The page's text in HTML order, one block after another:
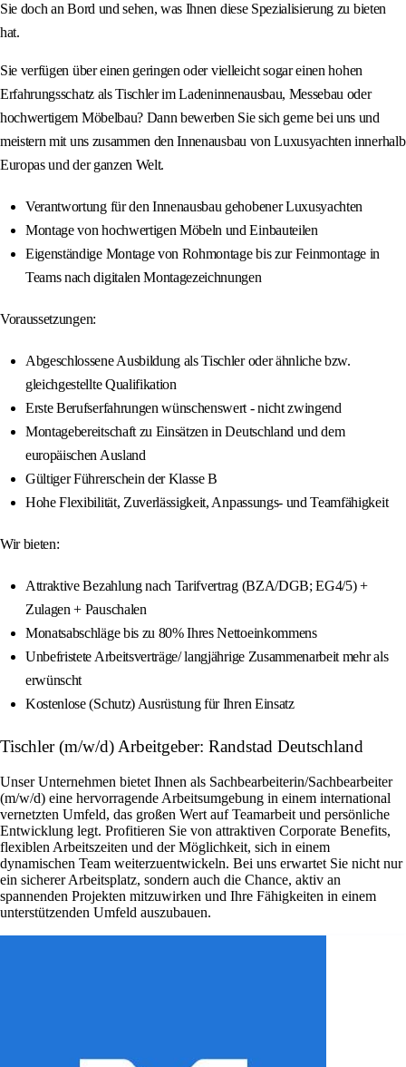
Sie doch an Bord und sehen, was Ihnen diese Spezialisierung zu bieten
hat.
Sie verfügen über einen geringen oder vielleicht sogar einen hohen
Erfahrungsschatz als Tischler im Ladeninnenausbau, Messebau oder
hochwertigem Möbelbau? Dann bewerben Sie sich gerne bei uns und
meistern mit uns zusammen den Innenausbau von Luxusyachten innerhalb
Europas und der ganzen Welt.
Verantwortung für den Innenausbau gehobener Luxusyachten
Montage von hochwertigen Möbeln und Einbauteilen
Eigenständige Montage von Rohmontage bis zur Feinmontage in
Teams nach digitalen Montagezeichnungen
Voraussetzungen:
Abgeschlossene Ausbildung als Tischler oder ähnliche bzw.
gleichgestellte Qualifikation
Erste Berufserfahrungen wünschenswert - nicht zwingend
Montagebereitschaft zu Einsätzen in Deutschland und dem
europäischen Ausland
Gültiger Führerschein der Klasse B
Hohe Flexibilität, Zuverlässigkeit, Anpassungs- und Teamfähigkeit
Wir bieten:
Attraktive Bezahlung nach Tarifvertrag (BZA/DGB; EG4/5) +
Zulagen + Pauschalen
Monatsabschläge bis zu 80% Ihres Nettoeinkommens
Unbefristete Arbeitsverträge/ langjährige Zusammenarbeit mehr als
erwünscht
Kostenlose (Schutz) Ausrüstung für Ihren Einsatz
Tischler (m/w/d) Arbeitgeber: Randstad Deutschland
Unser Unternehmen bietet Ihnen als Sachbearbeiterin/Sachbearbeiter
(m/w/d) eine hervorragende Arbeitsumgebung in einem international
vernetzten Umfeld, das großen Wert auf Teamarbeit und persönliche
Entwicklung legt. Profitieren Sie von attraktiven Corporate Benefits,
flexiblen Arbeitszeiten und der Möglichkeit, sich in einem
dynamischen Team weiterzuentwickeln. Bei uns erwartet Sie nicht nur
ein sicherer Arbeitsplatz, sondern auch die Chance, aktiv an
spannenden Projekten mitzuwirken und Ihre Fähigkeiten in einem
unterstützenden Umfeld auszubauen.